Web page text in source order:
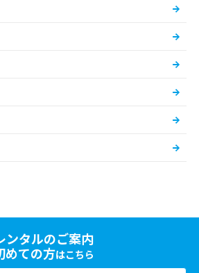
ンタルのご案内
めての方はこちら